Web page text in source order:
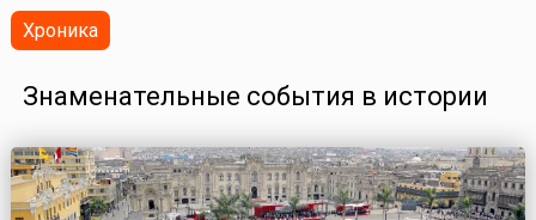
Хроника
Знаменательные события в истории